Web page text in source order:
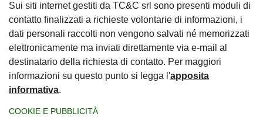
Sui siti internet gestiti da TC&C srl sono presenti moduli di
contatto finalizzati a richieste volontarie di informazioni, i
dati personali raccolti non vengono salvati né memorizzati
elettronicamente ma inviati direttamente via e-mail al
destinatario della richiesta di contatto. Per maggiori
informazioni su questo punto si legga l'apposita
informativa.
COOKIE E PUBBLICITÀ